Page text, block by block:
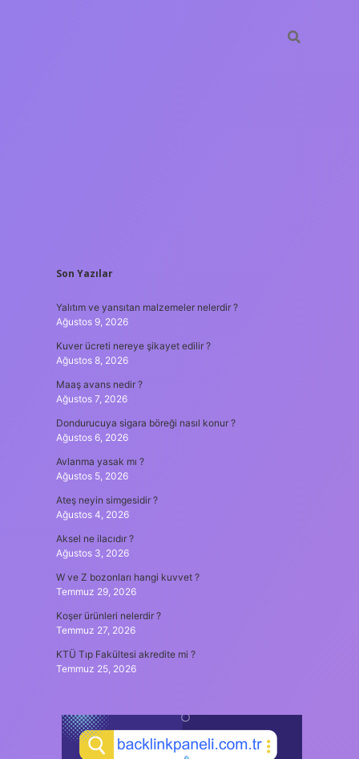
SIDEBAR
Son Yazılar
Yalıtım ve yansıtan malzemeler nelerdir ?
Ağustos 9, 2026
Kuver ücreti nereye şikayet edilir ?
Ağustos 8, 2026
Maaş avans nedir ?
Ağustos 7, 2026
Dondurucuya sigara böreği nasıl konur ?
Ağustos 6, 2026
Avlanma yasak mı ?
Ağustos 5, 2026
Ateş neyin simgesidir ?
Ağustos 4, 2026
Aksel ne ilacıdır ?
Ağustos 3, 2026
W ve Z bozonları hangi kuvvet ?
Temmuz 29, 2026
Koşer ürünleri nelerdir ?
Temmuz 27, 2026
KTÜ Tıp Fakültesi akredite mi ?
Temmuz 25, 2026